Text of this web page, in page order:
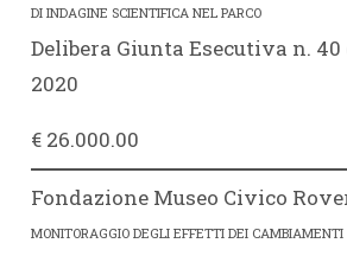
DI INDAGINE SCIENTIFICA NEL PARCO
Delibera Giunta Esecutiva n. 40
2020
€ 26.000.00
Fondazione Museo Civico
MONITORAGGIO DEGLI EFFETTI DEI